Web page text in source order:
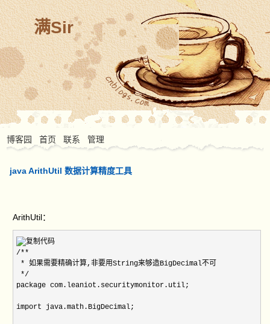
满Sir
博客园 首页 联系 管理
java ArithUtil 数据计算精度工具
ArithUtil：
/**
* 如果需要精确计算,非要用String来够造BigDecimal不可
*/
package com.leaniot.securitymonitor.util;
import java.math.BigDecimal;